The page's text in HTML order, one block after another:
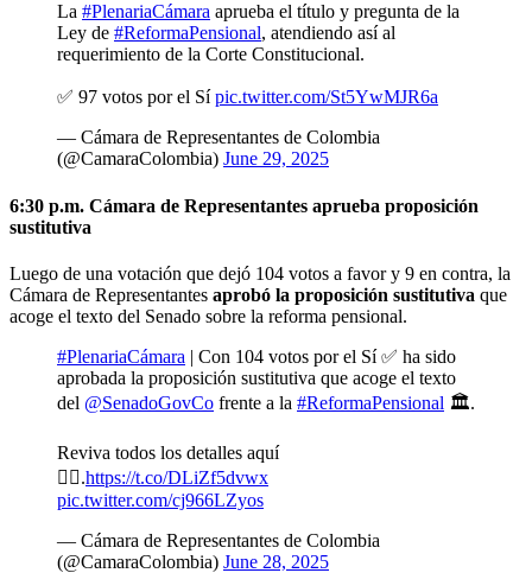
La #PlenariaCámara aprueba el título y pregunta de la
Ley de #ReformaPensional, atendiendo así al
requerimiento de la Corte Constitucional.
✅️ 97 votos por el Sípic.twitter.com/St5YwMJR6a
— Cámara de Representantes de Colombia
(@CamaraColombia) June 29, 2025
6:30 p.m. Cámara de Representantes aprueba proposición
sustitutiva
Luego de una votación que dejó 104 votos a favor y 9 en contra, la
Cámara de Representantes aprobó la proposición sustitutiva que
acoge el texto del Senado sobre la reforma pensional.
#PlenariaCámara | Con 104 votos por el Sí ✅️ ha sido
aprobada la proposición sustitutiva que acoge el texto
del @SenadoGovCo frente a la #ReformaPensional 🏛.
Reviva todos los detalles aquí
👇🏼.https://t.co/DLiZf5dvwx
pic.twitter.com/cj966LZyos
— Cámara de Representantes de Colombia
(@CamaraColombia) June 28, 2025